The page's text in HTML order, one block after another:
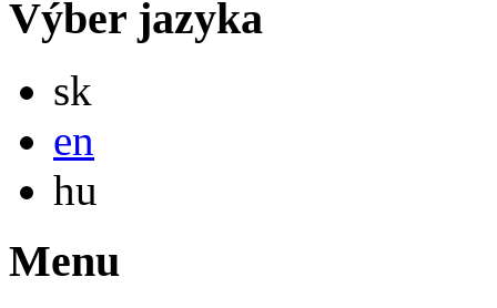
Výber jazyka
sk
en
hu
Menu